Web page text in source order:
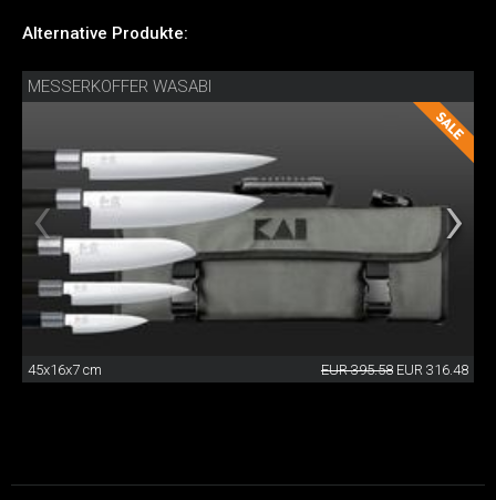
Alternative Produkte:
MESSERKOFFER WASABI
45x16x7 cm EUR 395.58 EUR 316.48